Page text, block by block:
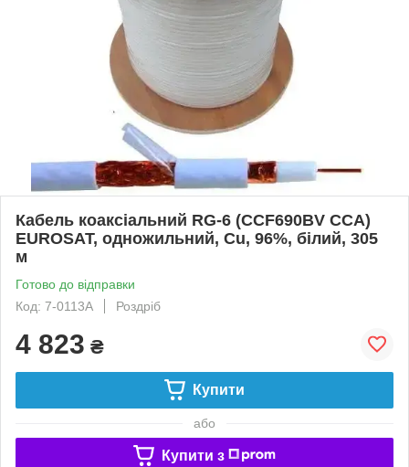
Кабель коаксіальний RG-6 (CCF690BV ССА)
EUROSAT, одножильний, Сu, 96%, білий, 305
м
Готово до відправки
Код: 7-0113A
Роздріб
4 823 ₴
Купити
або
Купити з